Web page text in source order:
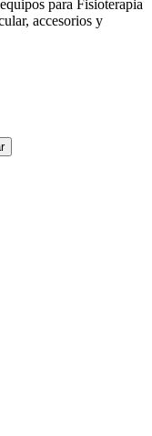
para Fisioterapia
accesorios y